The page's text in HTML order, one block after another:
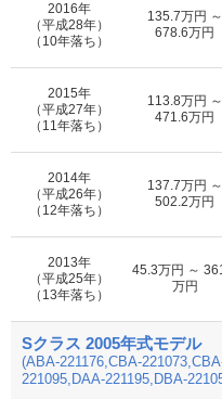
2016年
（平成28年）
（10年落ち）
135.7万円 ～
678.6万円
2015年
（平成27年）
（11年落ち）
113.8万円 ～
471.6万円
2014年
（平成26年）
（12年落ち）
137.7万円 ～
502.2万円
2013年
（平成25年）
（13年落ち）
45.3万円 ～
万円
Sクラス 2005年式モデル
(ABA-221176,CBA-
221095,DAA-221195,DBA-